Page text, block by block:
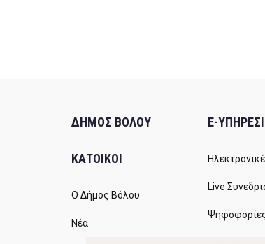
ΔΗΜΟΣ ΒΟΛΟΥ
ΚΑΤΟΙΚΟΙ
Ο Δήμος Βόλου
Νέα
E-
Live